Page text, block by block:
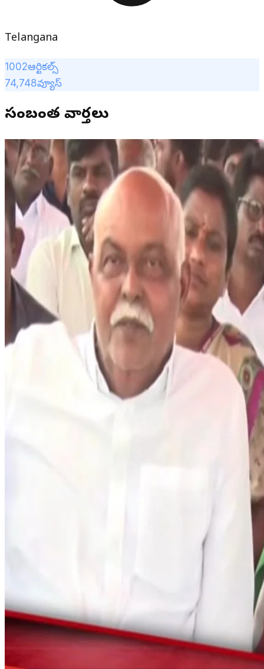
Telangana
1002ఆర్టికల్స్
74,748వ్యూస్
సంబంధిత వార్తలు